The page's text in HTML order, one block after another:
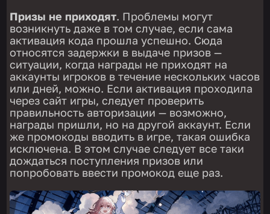
Призы не приходят. Проблемы могут
возникнуть даже в том случае, если сама
активация кода прошла успешно. Сюда
относятся задержки в выдаче призов —
ситуации, когда награды не приходят на
аккаунты игроков в течение нескольких часов
или дней, можно. Если активация проходила
через сайт игры, следует проверить
правильность авторизации — возможно,
награды пришли, но на другой аккаунт. Если
же промокоды вводить в игре, такая ошибка
исключена. В этом случае следует все таки
дождаться поступления призов или
попробовать ввести промокод еще раз.